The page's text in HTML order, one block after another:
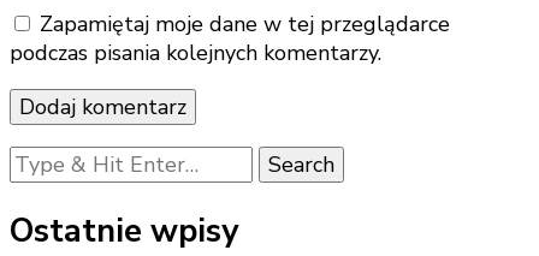
Zapamiętaj moje dane w tej przeglądarce
podczas pisania kolejnych komentarzy.
Looking
for
Something?
Ostatnie wpisy